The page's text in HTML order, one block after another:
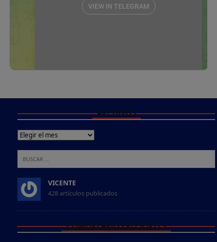
ARCHIVOS
VICENTE
428 artículos publicados
COMENTARIOS RECIENTES